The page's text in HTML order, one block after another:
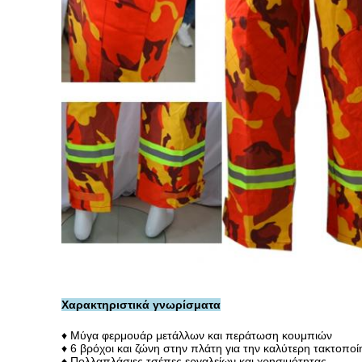
Χαρακτηριστικά γνωρίσματα
♦ Μύγα φερμουάρ μετάλλων και περάτωση κουμπιών
♦ 6 βρόχοι και ζώνη στην πλάτη για την καλύτερη